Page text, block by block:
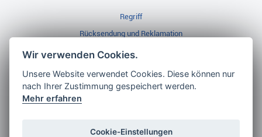
Regriff
Rücksendung und Reklamation
Widerrufsbelehrung
Golf Brothers.de
Neuheiten
Wir verwenden Cookies.
Unsere Website verwendet Cookies. Diese können nur
nach Ihrer Zustimmung gespeichert werden.
Mehr erfahren
Cookie-Einstellungen